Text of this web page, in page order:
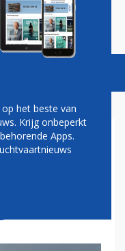
Vacatures
AIR
het beste van
Krijg onbeperkt
Apps.